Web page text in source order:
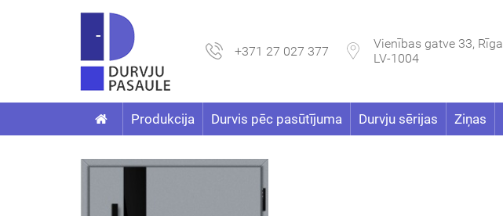
+371 27 027 377
Vienības gatve 33, Rīga
LV-1004
Produkcija Durvis pēc pasūtījuma Durvju sērijas Ziņas